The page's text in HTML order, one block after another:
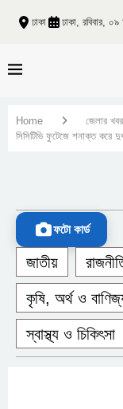
ঢাকা ঢাকা, রবিবার,
Home জেলার খবর
সিসিটিভি ফুটেজে শনাক্ত করে
ফটো কার্ড
জাতীয়
কৃষি, অর্থ ও
স্বাস্থ্য ও চিকিৎসা